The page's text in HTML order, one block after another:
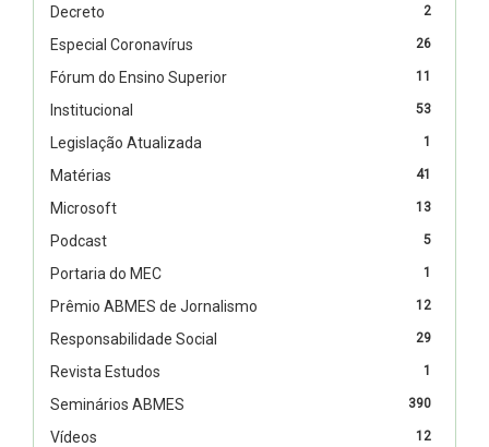
2
Decreto
26
Especial Coronavírus
11
Fórum do Ensino Superior
53
Institucional
1
Legislação Atualizada
41
Matérias
13
Microsoft
5
Podcast
1
Portaria do MEC
12
Prêmio ABMES de Jornalismo
29
Responsabilidade Social
1
Revista Estudos
390
Seminários ABMES
12
Vídeos